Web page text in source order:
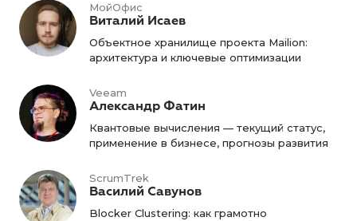
МойОфис
Виталий Исаев
Объектное хранилище проекта Mailion:
архитектура и ключевые оптимизации
Veeam
Александр Фатин
Квантовые вычисления — текущий статус,
применение в бизнесе, прогнозы развития
ScrumTrek
Василий Савунов
Blocker Clustering: как грамотно